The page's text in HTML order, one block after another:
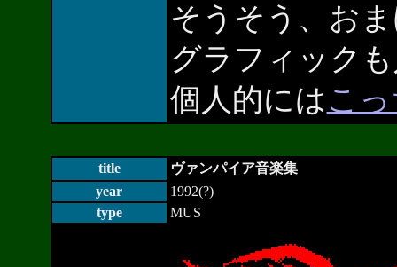
そうそう、お
グラフィック
個人的には こ
title
ヴァンパイア音楽集
year
1992(?)
type
MUS